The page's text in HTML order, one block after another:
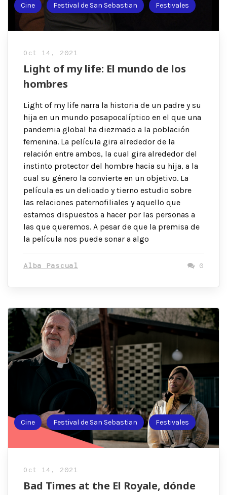
Cine Festival de San Sebastian Festivales
Oct 14, 2021
Light of my life: El mundo de los
hombres
Light of my life narra la historia de un padre y su
hija en un mundo posapocalíptico en el que una
pandemia global ha diezmado a la población
femenina. La película gira alrededor de la
relación entre ambos, la cual gira alrededor del
instinto protector del hombre hacia su hija, a la
cual su género la convierte en un objetivo. La
película es un delicado y tierno estudio sobre
las relaciones paternofiliales y aquello que
estamos dispuestos a hacer por las personas a
las que queremos. A pesar de que la premisa de
la película nos puede sonar a algo
Alba Pascual 0
Cine Festival de San Sebastian Festivales
Oct 14, 2021
Bad Times at the El Royale, dónde